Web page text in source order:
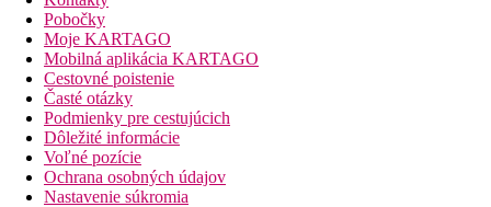
wing.
Dvojlôžková izba, Deluxe, Výhľad mora:
priestrannejší, výhľad na more, balkón s vaňou a
pohovkou. Izby situované na prvom až treťom poschodí v
časti Oceanside wing.
Dvojposteľová izba, Deluxe Grand, Priamy vstup do
bazéna:terasa s vírivou vaňou a pohovkou, priamy vstup
do bazéna. Izby situované na prízemí v časti Oceanside
wing.
Pobočky
Moje KARTAGO
Mobilná aplikácia KARTAGO
Cestovné poistenie
Časté otázky
Podmienky pre cestujúcich
Dôležité informácie
Voľné pozície
Ochrana osobných údajov
Nastavenie súkromia